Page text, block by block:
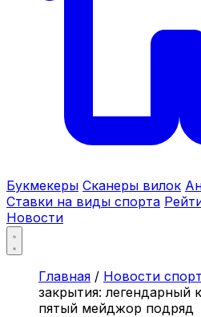
Букмекеры Сканеры вилок
Ставки на виды спорта
Новости
Главная / Новости
закрытия: легендарный
пятый мейджор подряд